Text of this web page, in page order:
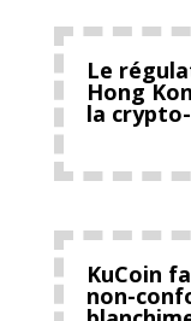
Le
Hong
la
KuCoin
non-